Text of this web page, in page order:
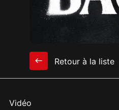
Retour à la liste
Vidéo